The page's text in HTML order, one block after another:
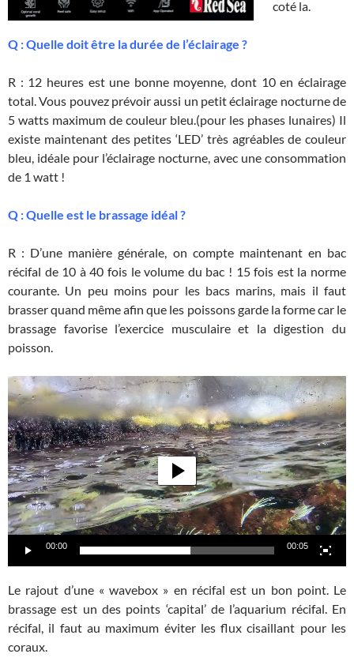
coté la.
Q : Quelle doit être la durée de l’éclairage ?
R : 12 heures est une bonne moyenne, dont 10 en éclairage
total. Vous pouvez prévoir aussi un petit éclairage nocturne de
5 watts maximum de couleur bleu.(pour les phases lunaires) Il
existe maintenant des petites ‘LED’ très agréables de couleur
bleu, idéale pour l’éclairage nocturne, avec une consommation
de 1 watt !
Q : Quelle est le brassage idéal ?
R : D’une manière générale, on compte maintenant en bac
récifal de 10 à 40 fois le volume du bac ! 15 fois est la norme
courante. Un peu moins pour les bacs marins, mais il faut
brasser quand même afin que les poissons garde la forme car le
brassage favorise l’exercice musculaire et la digestion du
poisson.
Lecteur
vidéo
00:00 00:05
Le rajout d’une « wavebox » en récifal est un bon point. Le
brassage est un des points ‘capital’ de l’aquarium récifal. En
récifal, il faut au maximum éviter les flux cisaillant pour les
coraux.